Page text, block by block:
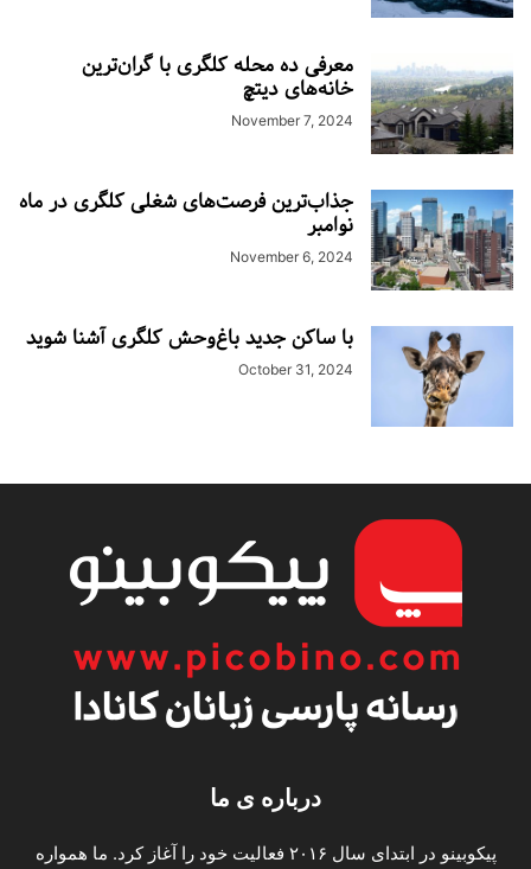
معرفی ده محله کلگری با گران‌ترین
خانه‌های دیتچ
November 7, 2024
جذاب‌ترین فرصت‌های شغلی کلگری در ماه
نوامبر
November 6, 2024
با ساکن جدید باغ‌وحش کلگری آشنا شوید
October 31, 2024
درباره ی ما
پیکوبینو در ابتدای سال ۲۰۱۶ فعالیت خود را آغاز کرد. ما همواره